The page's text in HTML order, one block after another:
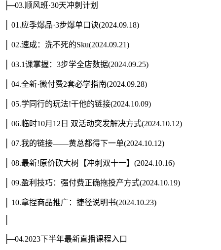
├─03.顺风班·30天冲刺计划
│ 01.应季爆品·3步爆单口诀(2024.09.18)
│ 02.速成：洗不死的Sku(2024.09.21)
│ 03.1课掌握：3步学全店数据(2024.09.25)
│ 04.全新·微付费2套必学指南(2024.09.28)
│ 05.学同行的玩法!干他的链接(2024.10.09)
│ 06.临时10月12日 双活动突发解决方式(2024.10.12)
│ 07.我的链接——黄总都得下一单(2024.10.12)
│ 08.最新!原价砍大树【冲刺双十一】(2024.10.16)
│ 09.盈利技巧：强付费正确拖投产方式(2024.10.19)
│ 10.拿捏商品推广：捷径说明书(2024.10.23)
├─04.2023下半年最新直播课程入口